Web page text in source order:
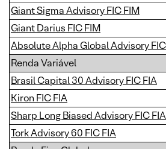
Giant Sigma Advisory FIC FIM
Giant Darius FIC FIM
Absolute Alpha Global Advisory
Renda Variável
Brasil Capital 30 Advisory FIC FIA
Kiron FIC FIA
Sharp Long Biased Advisory FIC FIA
Tork Advisory 60 FIC FIA